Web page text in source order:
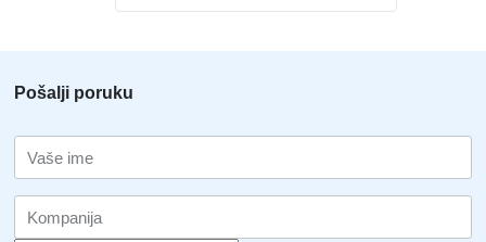
Pošalji poruku